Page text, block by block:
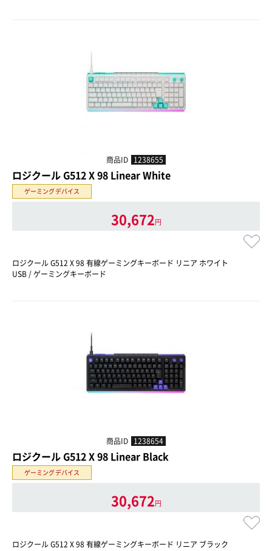
商品ID 1238655
ロジクール G512 X 98 Linear White
ゲーミングデバイス
30,672円
ロジクール G512 X 98 有線ゲーミングキーボード リニア ホワイト
USB / ゲーミングキーボード
商品ID 1238654
ロジクール G512 X 98 Linear Black
ゲーミングデバイス
30,672円
ロジクール G512 X 98 有線ゲーミングキーボード リニア ブラック